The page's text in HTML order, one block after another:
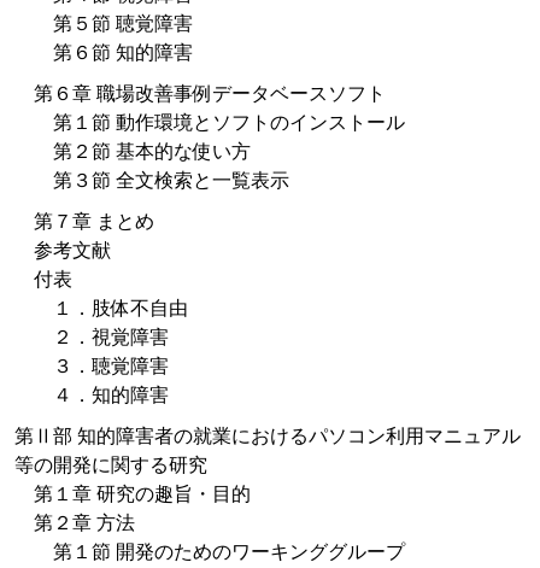
第５節 聴覚障害
第６節 知的障害
第６章 職場改善事例データベースソフト
第１節 動作環境とソフトのインストール
第２節 基本的な使い方
第３節 全文検索と一覧表示
第７章 まとめ
参考文献
付表
１．肢体不自由
２．視覚障害
３．聴覚障害
４．知的障害
第Ⅱ部 知的障害者の就業におけるパソコン利用マニュアル
等の開発に関する研究
第１章 研究の趣旨・目的
第２章 方法
第１節 開発のためのワーキンググループ